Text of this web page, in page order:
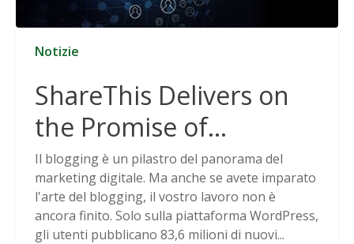
Notizie
ShareThis Delivers on
the Promise of
Cookieless Data
Solutions
Il blogging è un pilastro del panorama del
marketing digitale. Ma anche se avete imparato
l'arte del blogging, il vostro lavoro non è
ancora finito. Solo sulla piattaforma WordPress,
gli utenti pubblicano 83,6 milioni di nuovi...